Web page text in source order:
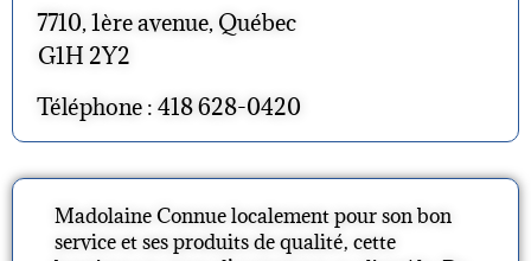
7710, 1ère avenue, Québec
G1H 2Y2
Téléphone : 418 628-0420
Madolaine Connue localement pour son bon
service et ses produits de qualité, cette